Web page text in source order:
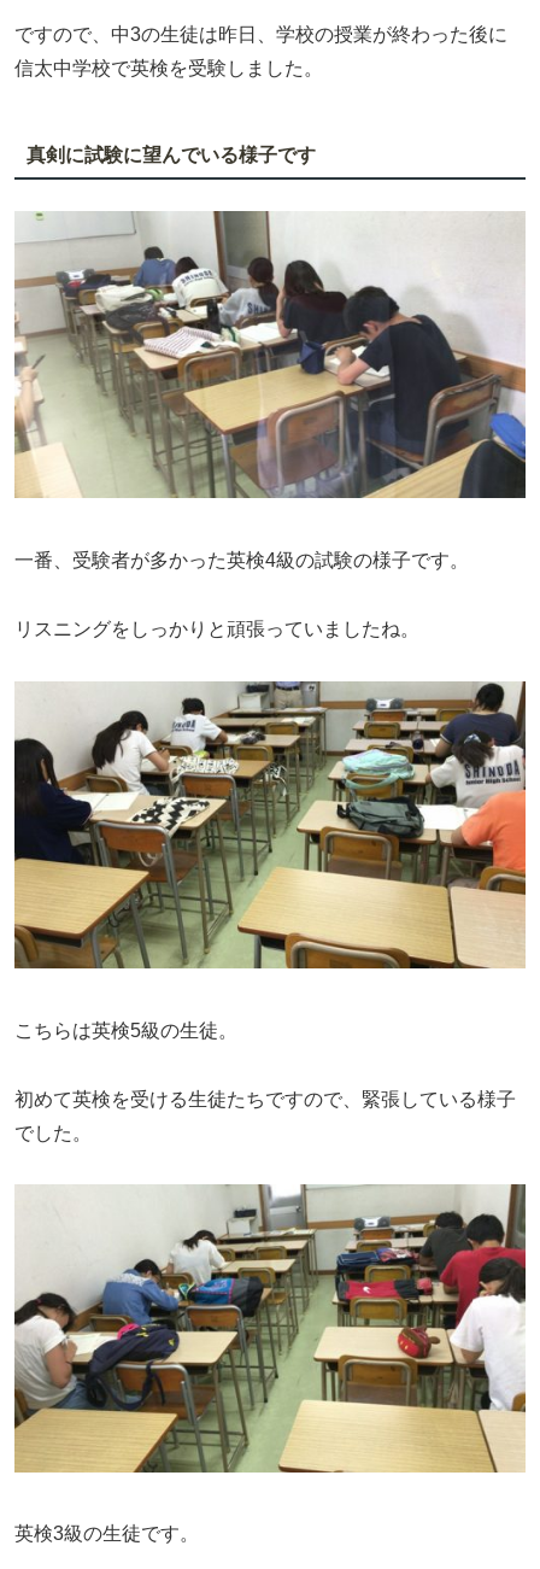
ですので、中3の生徒は昨日、学校の授業が終わった後に
信太中学校で英検を受験しました。
真剣に試験に望んでいる様子です
一番、受験者が多かった英検4級の試験の様子です。
リスニングをしっかりと頑張っていましたね。
こちらは英検5級の生徒。
初めて英検を受ける生徒たちですので、緊張している様子
でした。
英検3級の生徒です。